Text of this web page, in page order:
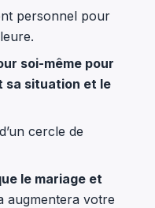
personnel pour
soi-même pour
sa situation et le
cercle de
le mariage et
augmentera votre